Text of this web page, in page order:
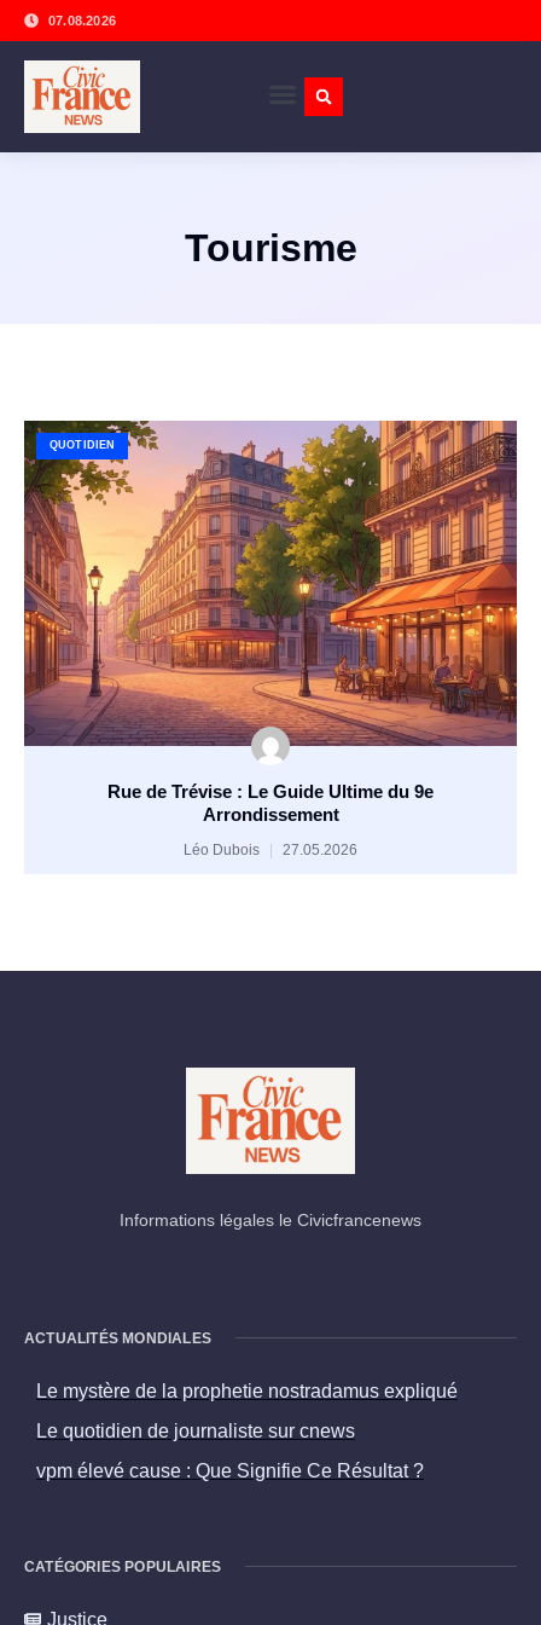
07.08.2026
Tourisme
QUOTIDIEN
Rue de Trévise : Le Guide Ultime du 9e
Arrondissement
Léo Dubois 27.05.2026
Informations légales le Civicfrancenews
ACTUALITÉS MONDIALES
Le mystère de la prophetie nostradamus expliqué
Le quotidien de journaliste sur cnews
vpm élevé cause : Que Signifie Ce Résultat ?
CATÉGORIES POPULAIRES
Justice